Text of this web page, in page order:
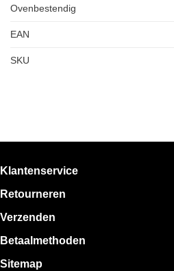
Ovenbestendig
EAN
SKU
Klantenservice
Retourneren
Verzenden
Betaalmethoden
Sitemap